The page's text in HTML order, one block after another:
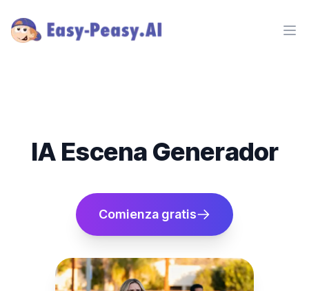
IA Escena Generador
Comienza gratis